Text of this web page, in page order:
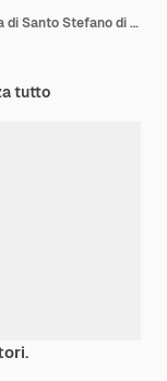
Raccolta di storie di instagram di vendita di Santo Stefano di gradiente
tutto